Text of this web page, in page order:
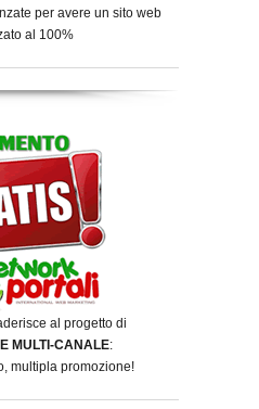
per avere un sito web
al 100%
al progetto di
MULTI-CANALE:
multipla promozione!